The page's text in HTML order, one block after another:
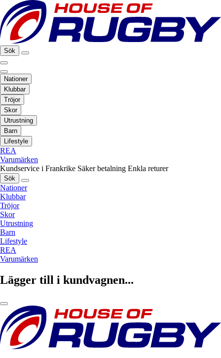
Sök
Nationer
Klubbar
Tröjor
Skor
Utrustning
Barn
Lifestyle
REA
Varumärken
Kundservice i Frankrike Säker betalning Enkla returer
Sök
Nationer
Klubbar
Tröjor
Skor
Utrustning
Barn
Lifestyle
REA
Varumärken
Lägger till i kundvagnen...